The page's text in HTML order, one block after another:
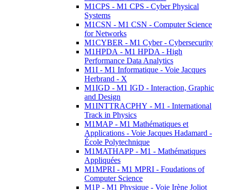
M1CPS - M1 CPS - Cyber Physical
Systems
M1CSN - M1 CSN - Computer Science
for Networks
M1CYBER - M1 Cyber - Cybersecurity
M1HPDA - M1 HPDA - High
Performance Data Analytics
M1I - M1 Informatique - Voie Jacques
Herbrand - X
M1IGD - M1 IGD - Interaction, Graphic
and Design
M1INTTRACPHY - M1 - International
Track in Physics
M1MAP - M1 Mathématiques et
Applications - Voie Jacques Hadamard -
École Polytechnique
M1MATHAPP - M1 - Mathématiques
Appliquées
M1MPRI - M1 MPRI - Foudations of
Computer Science
M1P - M1 Physique - Voie Irène Joliot